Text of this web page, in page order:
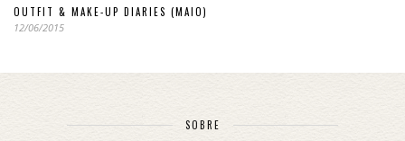
OUTFIT & MAKE-UP DIARIES (MAIO)
12/06/2015
SOBRE